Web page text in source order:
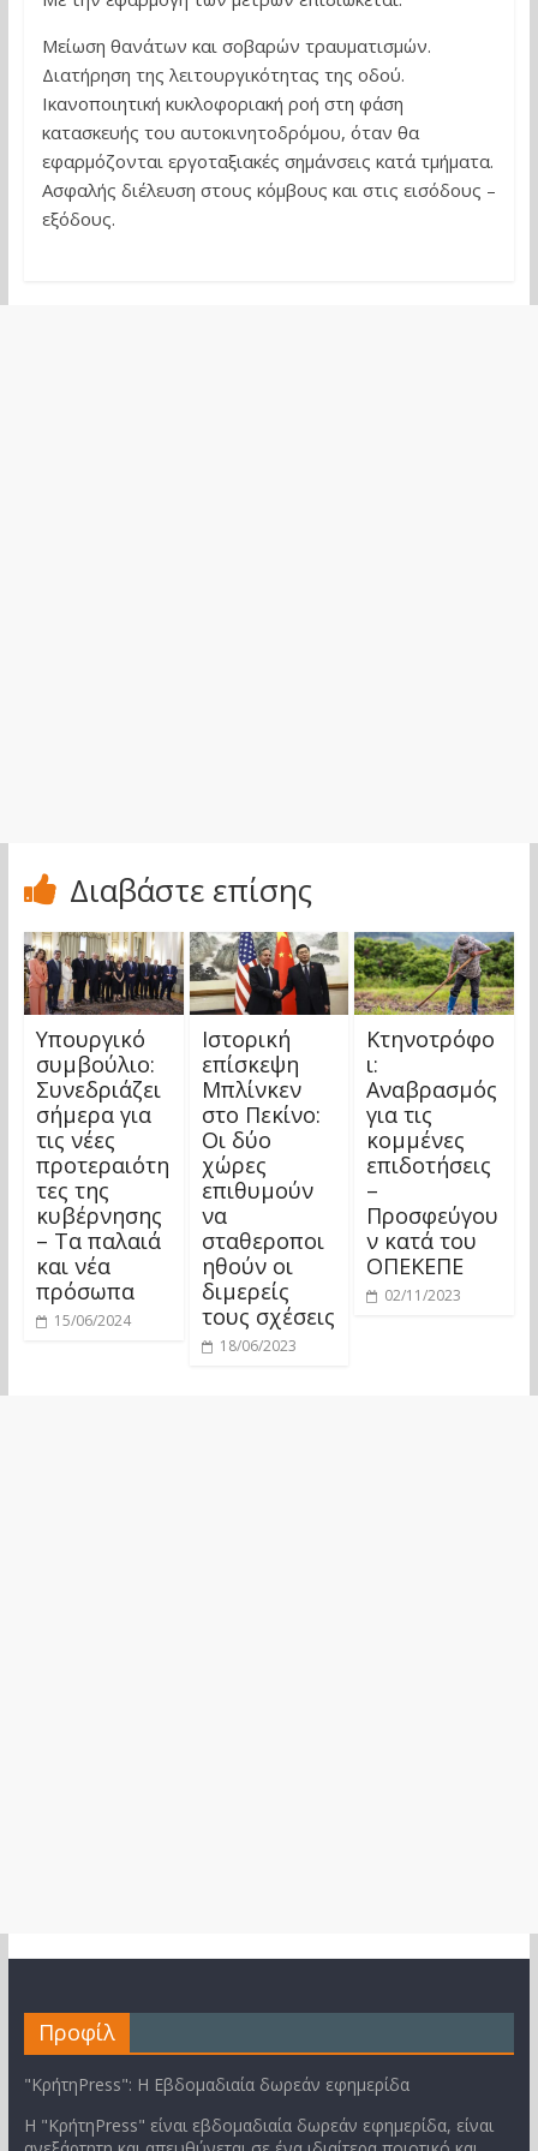
Μείωση θανάτων και σοβαρών τραυματισμών.
Διατήρηση της λειτουργικότητας της οδού.
Ικανοποιητική κυκλοφοριακή ροή στη φάση
κατασκευής του αυτοκινητοδρόμου, όταν θα
εφαρμόζονται εργοταξιακές σημάνσεις κατά τμήματα.
Ασφαλής διέλευση στους κόμβους και στις εισόδους –
εξόδους.
Διαβάστε επίσης
Υπουργικό
συμβούλιο:
Συνεδριάζει
σήμερα για
τις νέες
προτεραιότη
τες της
κυβέρνησης
– Τα παλαιά
και νέα
πρόσωπα
15/06/2024
Ιστορική
επίσκεψη
Μπλίνκεν
στο Πεκίνο:
Οι δύο
χώρες
επιθυμούν
να
σταθεροποι
ηθούν οι
διμερείς
τους σχέσεις
18/06/2023
Κτηνοτρόφο
ι:
Αναβρασμός
για τις
κομμένες
επιδοτήσεις
–
Προσφεύγου
ν κατά του
ΟΠΕΚΕΠΕ
02/11/2023
Προφίλ
"ΚρήτηPress": Η Εβδομαδιαία δωρεάν εφημερίδα
Η "ΚρήτηPress" είναι εβδομαδιαία δωρεάν εφημερίδα, είναι